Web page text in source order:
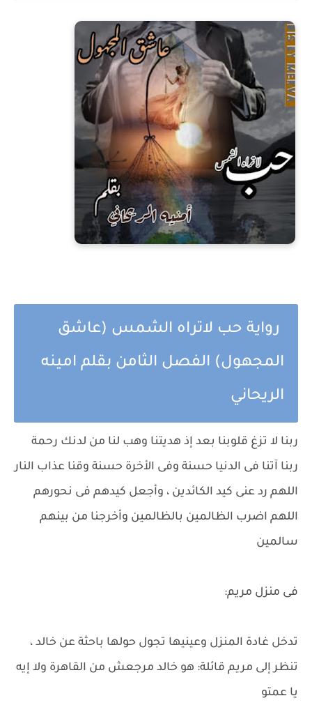
رواية حب لاتراه الشمس (عاشق
المجهول) الفصل الثامن بقلم امينه
الريحاني
ربنا لا تزغ قلوبنا بعد إذ هديتنا وهب لنا من لدنك رحمة
ربنا آتنا فى الدنيا حسنة وفى الأخرة حسنة وقنا عذاب النار
اللهم رد عنى كيد الكائدين ، وأجعل كيدهم فى نحورهم
اللهم اضرب الظالمين بالظالمين وأخرجنا من بينهم
سالمين
فى منزل مريم:
تدخل غادة المنزل وعينيها تجول حولها باحثة عن خالد ،
تنظر إلى مريم قائلة: هو خالد مرجعش من القاهرة ولا إيه
يا عمتو